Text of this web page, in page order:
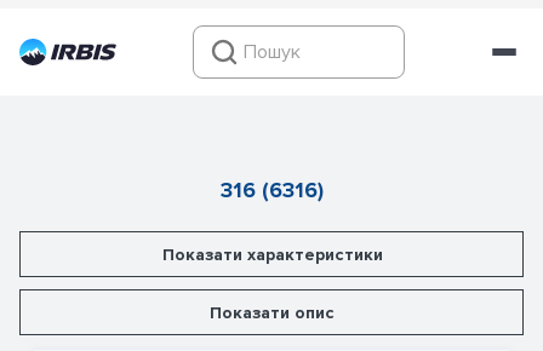
316 (6316)
Показати характеристики
Показати опис